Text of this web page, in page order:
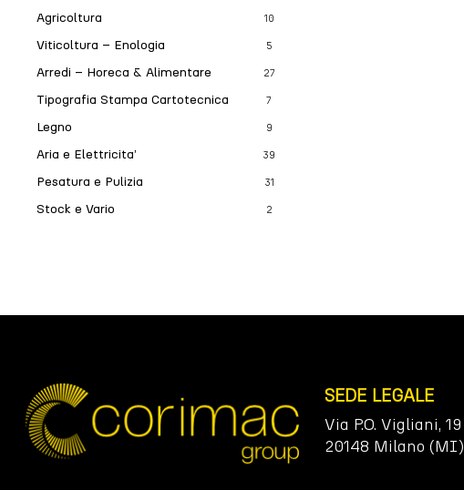
Agricoltura 10
Viticoltura – Enologia 5
Arredi – Horeca & Alimentare 27
Tipografia Stampa Cartotecnica 7
Legno 9
Aria e Elettricita’ 39
Pesatura e Pulizia 31
Stock e Vario 2
SEDE LEGALE
Via P.O. Vigliani, 19
20148 Milano (MI)